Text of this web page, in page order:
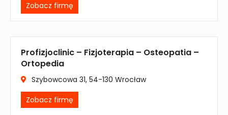
Zobacz firmę
Profizjoclinic – Fizjoterapia – Osteopatia –
Ortopedia
Szybowcowa 31, 54-130 Wrocław
Zobacz firmę